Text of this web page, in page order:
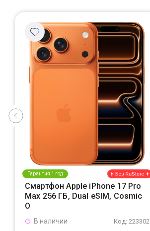
Гарантия 1 год
Смартфон Apple iPhone 17 Pro
Max 256 ГБ, Dual eSIM, Cosmic
O
Код: 223302
В наличии